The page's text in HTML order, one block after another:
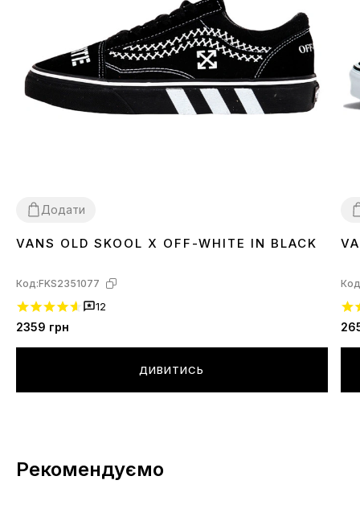
Додати
4042
VANS OLD SKOOL X OFF-WHITE IN BLACK
Код:FKS2351077
12
2359 грн
ДИВИТИСЬ
Рекомендуємо